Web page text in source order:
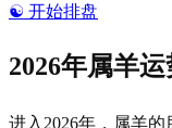
☯️ 开始排盘
2026年属羊
进入2026年，属羊